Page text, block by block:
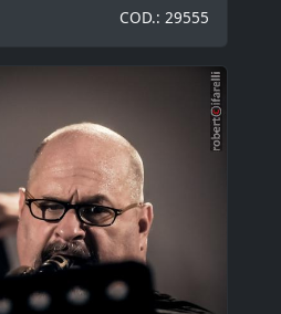
COD.: 29555